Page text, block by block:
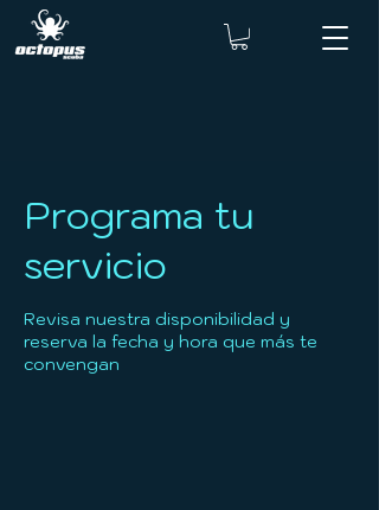
Programa tu
servicio
Revisa nuestra disponibilidad y
reserva la fecha y hora que más te
convengan